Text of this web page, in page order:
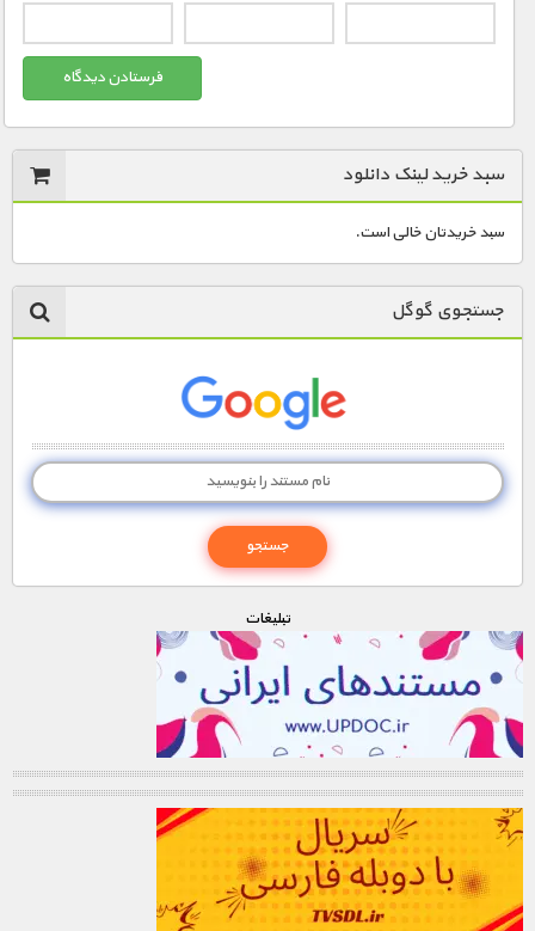
سبد خرید لینک دانلود
سبد خریدتان خالی است.
جستجوی گوگل
تبليغات